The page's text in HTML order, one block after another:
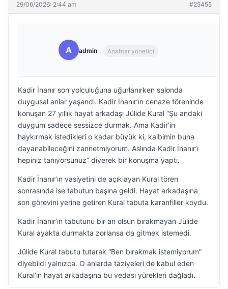
29/06/2026: 2:44 am #25455
A admin Anahtar yönetici
Kadir İnanır son yolculuğuna uğurlanırken salonda
duygusal anlar yaşandı. Kadir İnanır’ın cenaze töreninde
konuşan 27 yıllık hayat arkadaşı Jülide Kural “Şu andaki
duygum sadece sessizce durmak. Ama Kadir’in
haykırmak istedikleri o kadar büyük ki, kalbimin buna
dayanabileceğini zannetmiyorum. Aslında Kadir İnanır’ı
hepiniz tanıyorsunuz” diyerek bir konuşma yaptı.
Kadir İnanır’ın vasiyetini de açıklayan Kural tören
sonrasında ise tabutun başına geldi. Hayat arkadaşına
son görevini yerine getiren Kural tabuta karanfiller koydu.
Kadir İnanır’ın tabutunu bir an olsun bırakmayan Jülide
Kural ayakta durmakta zorlansa da gitmek istemedi.
Jülide Kural tabutu tutarak “Ben bırakmak istemiyorum”
diyebildi yalnızca. O anlarda taziyeleri de kabul eden
Kural’ın hayat arkadaşına bu vedası yürekleri dağladı.